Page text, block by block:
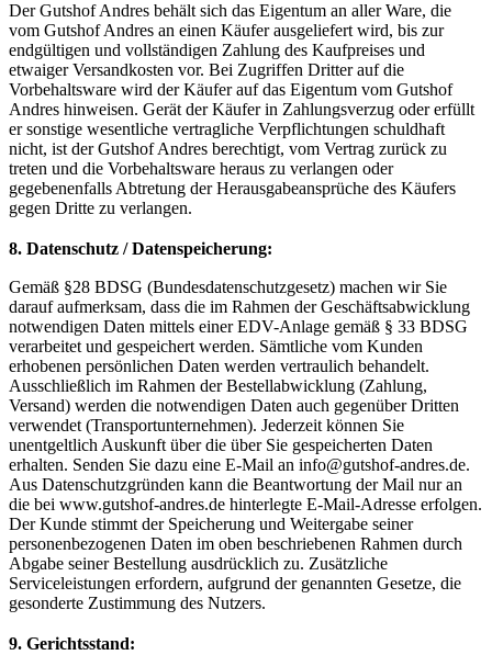
Der Gutshof Andres behält sich das Eigentum an aller Ware, die
vom Gutshof Andres an einen Käufer ausgeliefert wird, bis zur
endgültigen und vollständigen Zahlung des Kaufpreises und
etwaiger Versandkosten vor. Bei Zugriffen Dritter auf die
Vorbehaltsware wird der Käufer auf das Eigentum vom Gutshof
Andres hinweisen. Gerät der Käufer in Zahlungsverzug oder erfüllt
er sonstige wesentliche vertragliche Verpflichtungen schuldhaft
nicht, ist der Gutshof Andres berechtigt, vom Vertrag zurück zu
treten und die Vorbehaltsware heraus zu verlangen oder
gegebenenfalls Abtretung der Herausgabeansprüche des Käufers
gegen Dritte zu verlangen.
8. Datenschutz / Datenspeicherung:
Gemäß §28 BDSG (Bundesdatenschutzgesetz) machen wir Sie
darauf aufmerksam, dass die im Rahmen der Geschäftsabwicklung
notwendigen Daten mittels einer EDV-Anlage gemäß § 33 BDSG
verarbeitet und gespeichert werden. Sämtliche vom Kunden
erhobenen persönlichen Daten werden vertraulich behandelt.
Ausschließlich im Rahmen der Bestellabwicklung (Zahlung,
Versand) werden die notwendigen Daten auch gegenüber Dritten
verwendet (Transportunternehmen). Jederzeit können Sie
unentgeltlich Auskunft über die über Sie gespeicherten Daten
erhalten. Senden Sie dazu eine E-Mail an info@gutshof-andres.de.
Aus Datenschutzgründen kann die Beantwortung der Mail nur an
die bei www.gutshof-andres.de hinterlegte E-Mail-Adresse erfolgen.
Der Kunde stimmt der Speicherung und Weitergabe seiner
personenbezogenen Daten im oben beschriebenen Rahmen durch
Abgabe seiner Bestellung ausdrücklich zu. Zusätzliche
Serviceleistungen erfordern, aufgrund der genannten Gesetze, die
gesonderte Zustimmung des Nutzers.
9. Gerichtsstand: